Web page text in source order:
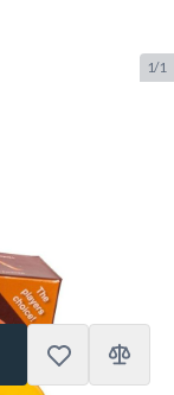
1/1
Op voorraad